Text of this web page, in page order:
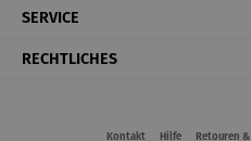
SERVICE
RECHTLICHES
Kontakt Hilfe Retouren